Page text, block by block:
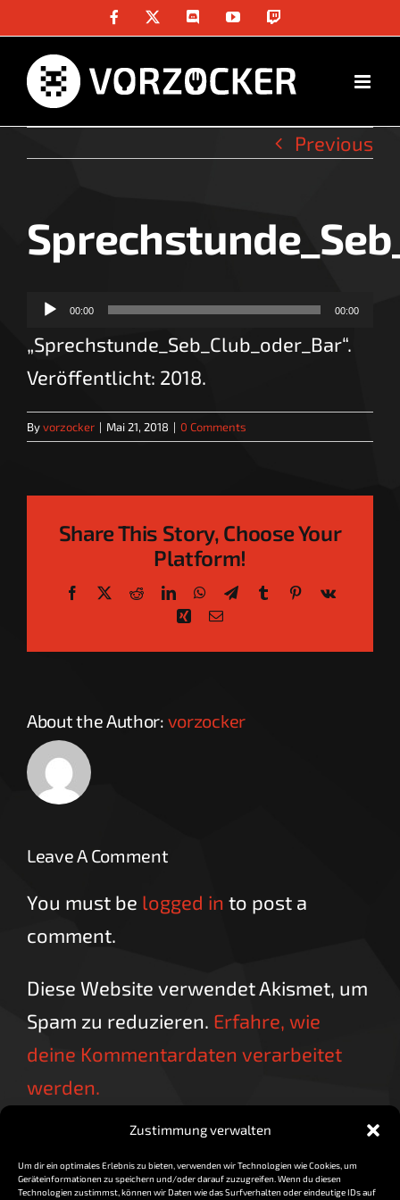
Zustimmung verwalten
Um dir ein optimales Erlebnis zu bieten, verwenden wir Technologien wie Cookies, um
Geräteinformationen zu speichern und/oder darauf zuzugreifen. Wenn du diesen
Technologien zustimmst, können wir Daten wie das Surfverhalten oder eindeutige IDs auf
content
Facebook DiscordYouTube
Previous
Audio-
Player
00:00 00:00
„Sprechstunde_Seb_Club_oder_Bar“.
Veröffentlicht: 2018.
Byvorzocker | Mai 21, 2018 | 0 Comments
Share This Story, Choose Your
Platform!
Facebook
X RedditLinkedInWhatsApp
TelegramTumblrPinterest
Vk
Xing Email
About the Author: vorzocker
Leave A Comment
You must be logged in to post a
comment.
Diese Website verwendet Akismet, um
Spam zu reduzieren. Erfahre, wie
deine Kommentardaten verarbeitet
werden.